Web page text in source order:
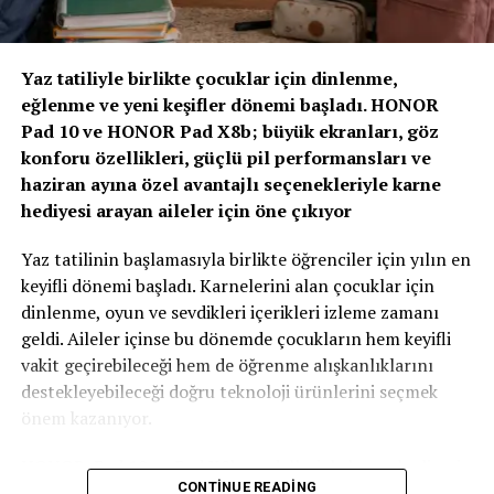
birleşimi ile D-Sedan segmentindeki standartları
yeniden belirleyen PEUGEOT 508’de 140.000 TL
hediyesi
2021 yılında %17 segment payı ile C-HB
“Yapay Zeka ve Veri, Yeni Dönemin Belirleyicileri
Zirvenin dijitalleşme ve veri odaklı müşteri yönetimi
başlıklı oturumlarında, yapay zeka ve büyük verinin
sigortacılıkta karar alma süreçlerindeki etkisi ele alındı.
AXA Türkiye Satış, Kurumsal İletişim ve Sağlık
Başkanı Sanem Çıngay Buçukoğlu: “Önümüzdeki
daha anlamlı müşteri deneyimlerine dönüştürebilmek
olacak. Yapay zeka bize güçlü araçlar sunuyor; ancak
müşteri güvenini inşa eden temel değerler hâlâ şeffaflık,
tutarlılık ve uzun vadeli ilişki kurabilme becerisidir.
Teknolojinin sağladığı hız ve verimliliği, “Empati
Güvencesi” yaklaşımımızı da arkamıza alarak
Yaz tatiliyle birlikte çocuklar için dinlenme,
eğlenme ve yeni keşifler dönemi başladı. HONOR
Pad 10 ve HONOR Pad X8b; büyük ekranları, göz
konforu özellikleri, güçlü pil performansları ve
haziran ayına özel avantajlı seçenekleriyle karne
hediyesi arayan aileler için öne çıkıyor
Yaz tatilinin başlamasıyla birlikte öğrenciler için yılın en
keyifli dönemi başladı. Karnelerini alan çocuklar için
dinlenme, oyun ve sevdikleri içerikleri izleme zamanı
geldi. Aileler içinse bu dönemde çocukların hem keyifli
vakit geçirebileceği hem de öğrenme alışkanlıklarını
destekleyebileceği doğru teknoloji ürünlerini seçmek
önem kazanıyor.
HONOR, Pad 10 ve Pad X8b modelleriyle karne hediyesi
CONTINUE READING